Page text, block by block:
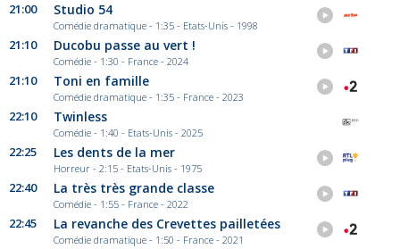
21:00 Studio 54
Comédie dramatique - 1:35 - Etats-Unis - 1998
21:10 Ducobu passe au vert !
Comédie - 1:30 - France - 2024
21:10 Toni en famille
Comédie dramatique - 1:35 - France - 2023
22:10 Twinless
Comédie - 1:40 - Etats-Unis - 2025
22:25 Les dents de la mer
Horreur - 2:15 - Etats-Unis - 1975
22:40 La très très grande classe
Comédie - 1:55 - France - 2022
22:45 La revanche des Crevettes pailletées
Comédie dramatique - 1:50 - France - 2021